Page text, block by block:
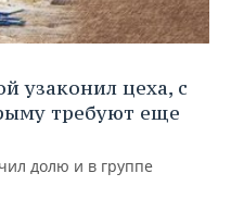
узаконил цеха, с
требуют еще
долю и в группе